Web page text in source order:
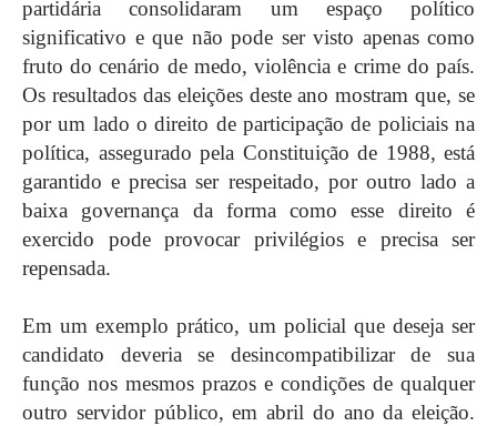
partidária consolidaram um espaço político
significativo e que não pode ser visto apenas como
fruto do cenário de medo, violência e crime do país.
Os resultados das eleições deste ano mostram que, se
por um lado o direito de participação de policiais na
política, assegurado pela Constituição de 1988, está
garantido e precisa ser respeitado, por outro lado a
baixa governança da forma como esse direito é
exercido pode provocar privilégios e precisa ser
repensada.
Em um exemplo prático, um policial que deseja ser
candidato deveria se desincompatibilizar de sua
função nos mesmos prazos e condições de qualquer
outro servidor público, em abril do ano da eleição.